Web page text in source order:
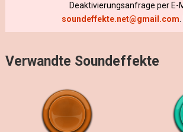
Deaktivierungsanfrage per E-
soundeffekte.net@gmail.com
Verwandte Soundeffekte